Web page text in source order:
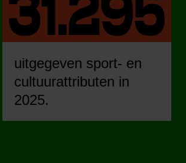
uitgegeven sport- en
cultuurattributen in
2025.